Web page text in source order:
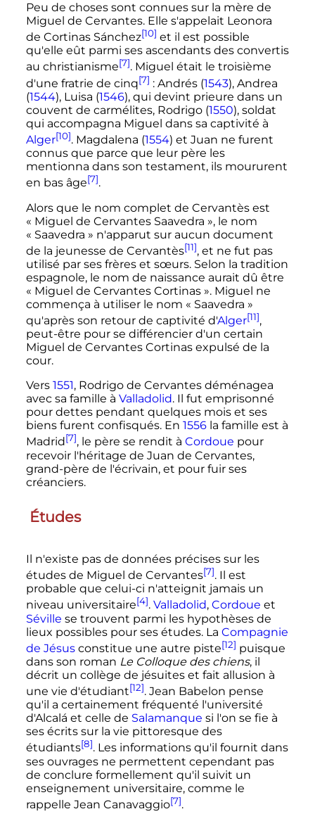
Peu de choses sont connues sur la mère de
Miguel de Cervantes. Elle s'appelait Leonora
de Cortinas Sánchez[10] et il est possible
qu'elle eût parmi ses ascendants des convertis
au christianisme[7]. Miguel était le troisième
d'une fratrie de cinq[7] : Andrés (1543), Andrea
(1544), Luisa (1546), qui devint prieure dans un
couvent de carmélites, Rodrigo (1550), soldat
qui accompagna Miguel dans sa captivité à
Alger[10]. Magdalena (1554) et Juan ne furent
connus que parce que leur père les
mentionna dans son testament, ils moururent
en bas âge[7].
Alors que le nom complet de Cervantès est
« Miguel de Cervantes Saavedra », le nom
« Saavedra » n'apparut sur aucun document
de la jeunesse de Cervantès[11], et ne fut pas
utilisé par ses frères et sœurs. Selon la tradition
espagnole, le nom de naissance aurait dû être
« Miguel de Cervantes Cortinas ». Miguel ne
commença à utiliser le nom « Saavedra »
qu'après son retour de captivité d'Alger[11],
peut-être pour se différencier d'un certain
Miguel de Cervantes Cortinas expulsé de la
cour.
Vers 1551, Rodrigo de Cervantes déménagea
avec sa famille à Valladolid. Il fut emprisonné
pour dettes pendant quelques mois et ses
biens furent confisqués. En 1556la famille est à
Madrid[7], le père se rendit à Cordoue pour
recevoir l'héritage de Juan de Cervantes,
grand-père de l'écrivain, et pour fuir ses
créanciers.
Études
Il n'existe pas de données précises sur les
études de Miguel de Cervantes[7]. Il est
probable que celui-ci n'atteignit jamais un
niveau universitaire[4]. Valladolid, Cordoue et
Séville se trouvent parmi les hypothèses de
lieux possibles pour ses études. La Compagnie
de Jésusconstitue une autre piste[12] puisque
dans son roman Le Colloque des chiens, il
décrit un collège de jésuites et fait allusion à
une vie d'étudiant[12]. Jean Babelon pense
qu'il a certainement fréquenté l'université
d'Alcalá et celle de Salamanque si l'on se fie à
ses écrits sur la vie pittoresque des
étudiants[8]. Les informations qu'il fournit dans
ses ouvrages ne permettent cependant pas
de conclure formellement qu'il suivit un
enseignement universitaire, comme le
rappelle Jean Canavaggio[7].